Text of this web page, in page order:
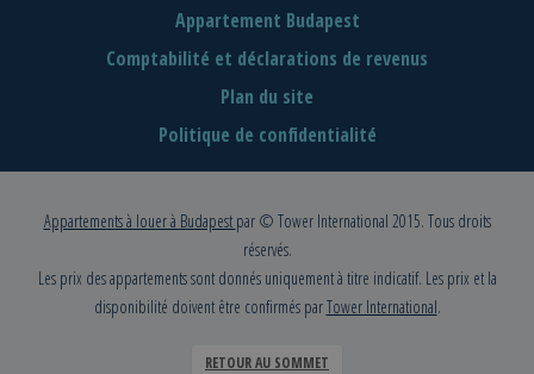
Appartement Budapest
Comptabilité et déclarations de revenus
Plan du site
Politique de confidentialité
Appartements à louer à Budapest par © Tower International 2015. Tous droits
réservés.
Les prix des appartements sont donnés uniquement à titre indicatif. Les prix et la
disponibilité doivent être confirmés parTower International.
RETOUR AU SOMMET